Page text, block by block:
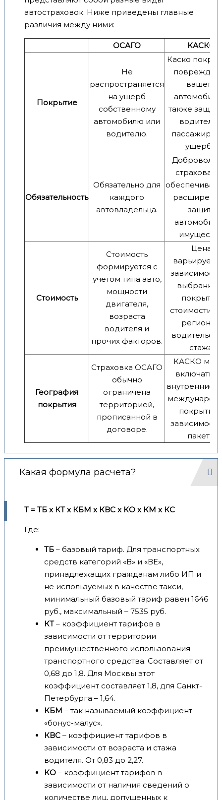
автостраховок. Ниже приведены главные
различия между ними:
ОСАГО КАСКО
Покрытие
Не
распространяется
на ущерб
собственному
автомобилю или
водителю.
Каско
вашего
также
водителя
пассажиров
ущерба.
Обязательность
Обязательно для
каждого
автовладельца.
защиту
Стоимость
Стоимость
формируется с
учетом типа авто,
мощности
двигателя,
возраста
водителя и
прочих факторов.
Цена
покрытия,
стоимости
региона и
стажа.
География
покрытия
Страховка ОСАГО
обычно
ограничена
территорией,
прописанной в
договоре.
КАСКО
включать
внутренние,
покрытия
пакета.
Какая формула расчета?
Т = ТБ x КТ x КБМ x КВС x КО x КМ x КС
Где:
ТБ – базовый тариф. Для транспортных
средств категорий «В» и «ВЕ»,
принадлежащих гражданам либо ИП и
не используемых в качестве такси,
минимальный базовый тариф равен 1646
руб., максимальный – 7535 руб.
КТ– коэффициент тарифов в
зависимости от территории
преимущественного использования
транспортного средства. Составляет от
0,68 до 1,8. Для Москвы этот
коэффициент составляет 1,8, для Санкт-
Петербурга – 1,64.
КБМ – так называемый коэффициент
«бонус-малус».
КВС – коэффициент тарифов в
зависимости от возраста и стажа
водителя. От 0,83 до 2,27.
КО – коэффициент тарифов в
зависимости от наличия сведений о
количестве лиц, допущенных к